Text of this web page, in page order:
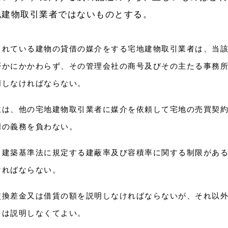
物取引業者ではないものとする。
ている建物の貸借の媒介をする宅地建物取引業者は、当
にかかわらず、その管理会社の商号及びその主たる事務
なければならない。
、他の宅地建物取引業者に媒介を依頼して宅地の売買契
義務を負わない。
築基準法に規定する建蔽率及び容積率に関する制限がある
ばならない。
差金又は借賃の額を説明しなければならないが、それ以
説明しなくてよい。